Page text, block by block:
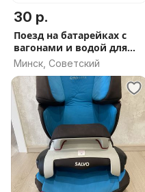
30 р.
Поезд на батарейках с
вагонами и водой для
железной дороги
Минск, Советский